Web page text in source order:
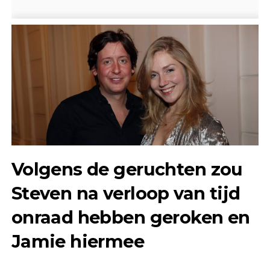
Volgens de geruchten zou
Steven na verloop van tijd
onraad hebben geroken en
Jamie hiermee